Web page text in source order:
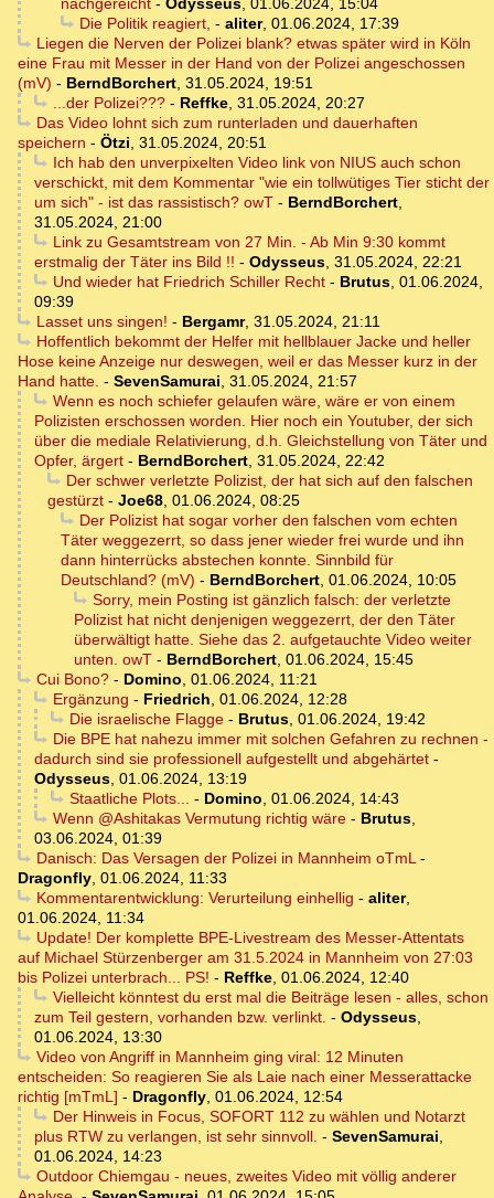
nachgereicht - Odysseus, 01.06.2024, 15:04
Die Politik reagiert, - aliter, 01.06.2024, 17:39
Liegen die Nerven der Polizei blank? etwas später wird in Köln
eine Frau mit Messer in der Hand von der Polizei angeschossen
(mV) - BerndBorchert, 31.05.2024, 19:51
...der Polizei???- Reffke, 31.05.2024, 20:27
Das Video lohnt sich zum runterladen und dauerhaften
speichern - Ötzi, 31.05.2024, 20:51
Ich hab den unverpixelten Video link von NIUS auch schon
verschickt, mit dem Kommentar "wie ein tollwütiges Tier sticht der
um sich" - ist das rassistisch? owT - BerndBorchert,
31.05.2024, 21:00
Link zu Gesamtstream von 27 Min. - Ab Min 9:30 kommt
erstmalig der Täter ins Bild !! - Odysseus, 31.05.2024, 22:21
Und wieder hat Friedrich Schiller Recht- Brutus, 01.06.2024,
09:39
Lasset uns singen! - Bergamr, 31.05.2024, 21:11
Hoffentlich bekommt der Helfer mit hellblauer Jacke und heller
Hose keine Anzeige nur deswegen, weil er das Messer kurz in der
Hand hatte. - SevenSamurai, 31.05.2024, 21:57
Wenn es noch schiefer gelaufen wäre, wäre er von einem
Polizisten erschossen worden. Hier noch ein Youtuber, der sich
über die mediale Relativierung, d.h. Gleichstellung von Täter und
Opfer, ärgert - BerndBorchert, 31.05.2024, 22:42
Der schwer verletzte Polizist, der hat sich auf den falschen
gestürzt - Joe68, 01.06.2024, 08:25
Der Polizist hat sogar vorher den falschen vom echten
Täter weggezerrt, so dass jener wieder frei wurde und ihn
dann hinterrücks abstechen konnte. Sinnbild für
Deutschland? (mV) - BerndBorchert, 01.06.2024, 10:05
Sorry, mein Posting ist gänzlich falsch: der verletzte
Polizist hat nicht denjenigen weggezerrt, der den Täter
überwältigt hatte. Siehe das 2. aufgetauchte Video weiter
unten. owT - BerndBorchert, 01.06.2024, 15:45
Cui Bono?- Domino, 01.06.2024, 11:21
Ergänzung - Friedrich, 01.06.2024, 12:28
Die israelische Flagge- Brutus, 01.06.2024, 19:42
Die BPE hat nahezu immer mit solchen Gefahren zu rechnen -
dadurch sind sie professionell aufgestellt und abgehärtet -
Odysseus, 01.06.2024, 13:19
Staatliche Plots... - Domino, 01.06.2024, 14:43
Wenn @Ashitakas Vermutung richtig wäre- Brutus,
03.06.2024, 01:39
Danisch: Das Versagen der Polizei in Mannheim oTmL-
Dragonfly, 01.06.2024, 11:33
Kommentarentwicklung: Verurteilung einhellig - aliter,
01.06.2024, 11:34
Update! Der komplette BPE-Livestream des Messer-Attentats
auf Michael Stürzenberger am 31.5.2024 in Mannheim von 27:03
bis Polizei unterbrach... PS! - Reffke, 01.06.2024, 12:40
Vielleicht könntest du erst mal die Beiträge lesen - alles, schon
zum Teil gestern, vorhanden bzw. verlinkt. - Odysseus,
01.06.2024, 13:30
Video von Angriff in Mannheim ging viral: 12 Minuten
entscheiden: So reagieren Sie als Laie nach einer Messerattacke
richtig [mTmL] - Dragonfly, 01.06.2024, 12:54
Der Hinweis in Focus, SOFORT 112 zu wählen und Notarzt
plus RTW zu verlangen, ist sehr sinnvoll. - SevenSamurai,
01.06.2024, 14:23
Outdoor Chiemgau - neues, zweites Video mit völlig anderer